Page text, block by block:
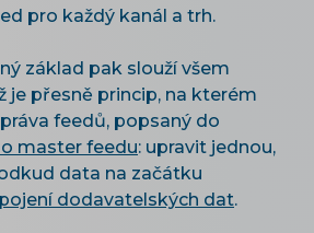
pro každý kanál a trh.
základ pak slouží všem
přesně princip, na kterém
feedů, popsaný do
master feedu: upravit jednou,
data na začátku
dodavatelských dat.